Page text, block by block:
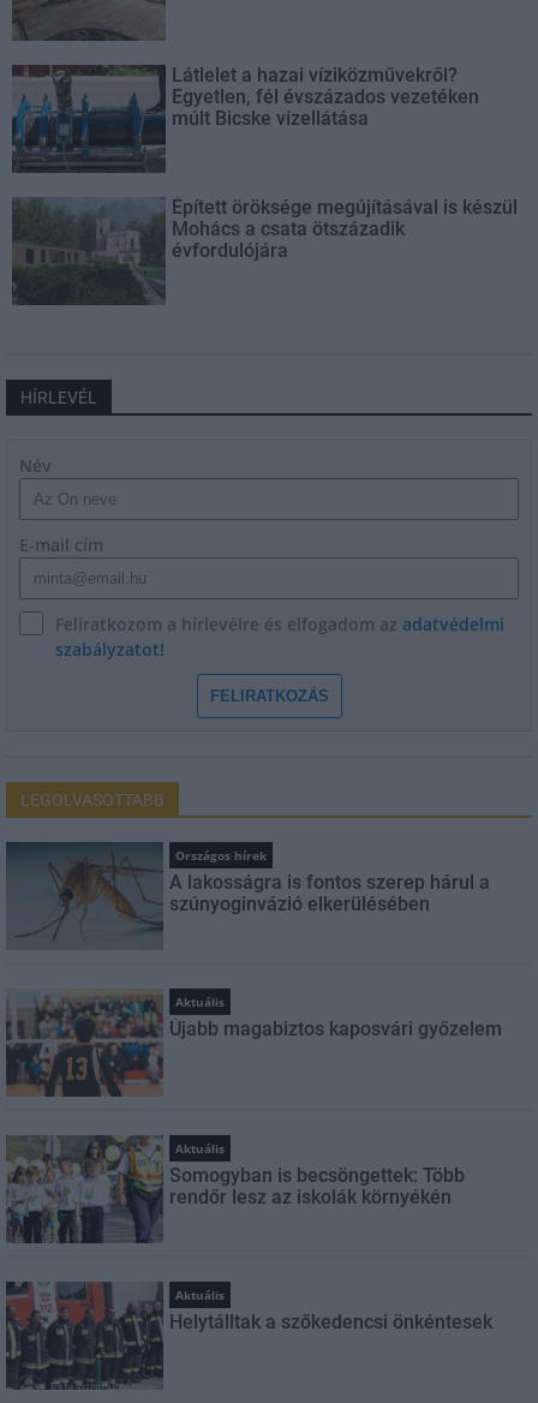
Látlelet a hazai víziközművekről?
Egyetlen, fél évszázados vezetéken
múlt Bicske vízellátása
Épített öröksége megújításával is készül
Mohács a csata ötszázadik
évfordulójára
HÍRLEVÉL
Név
E-mail cím
Feliratkozom a hírlevélre és elfogadom az adatvédelmi
szabályzatot!
FELIRATKOZÁS
LEGOLVASOTTABB
Országos hírek
A lakosságra is fontos szerep hárul a
szúnyoginvázió elkerülésében
Aktuális
Újabb magabiztos kaposvári győzelem
Aktuális
Somogyban is becsöngettek: Több
rendőr lesz az iskolák környékén
Aktuális
Helytálltak a szőkedencsi önkéntesek